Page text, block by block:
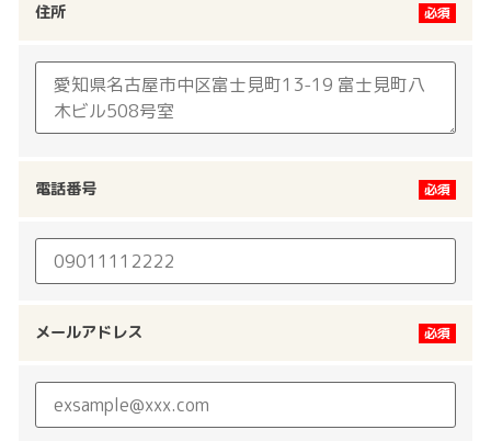
住所
電話番号
メールアドレス